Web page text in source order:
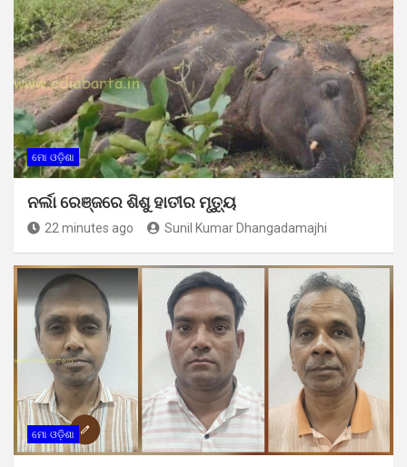
ମୋ ଓଡ଼ିଶା
ନର୍ଲା ରେଞ୍ଜରେ ଶିଶୁ ହାତୀର ମୃତ୍ୟୁ
22 minutes ago Sunil Kumar Dhangadamajhi
ମୋ ଓଡ଼ିଶା